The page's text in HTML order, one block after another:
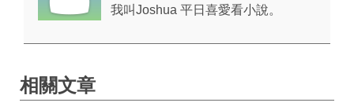
我叫Joshua 平日喜愛看小說。
相關文章